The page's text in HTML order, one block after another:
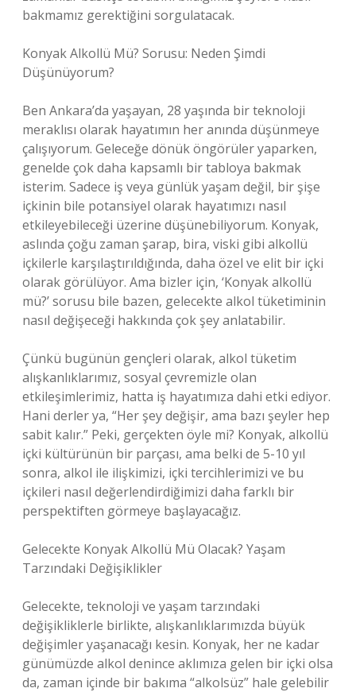
bakmamız gerektiğini sorgulatacak.
Konyak Alkollü Mü? Sorusu: Neden Şimdi
Düşünüyorum?
Ben Ankara’da yaşayan, 28 yaşında bir teknoloji
meraklısı olarak hayatımın her anında düşünmeye
çalışıyorum. Geleceğe dönük öngörüler yaparken,
genelde çok daha kapsamlı bir tabloya bakmak
isterim. Sadece iş veya günlük yaşam değil, bir şişe
içkinin bile potansiyel olarak hayatımızı nasıl
etkileyebileceği üzerine düşünebiliyorum. Konyak,
aslında çoğu zaman şarap, bira, viski gibi alkollü
içkilerle karşılaştırıldığında, daha özel ve elit bir içki
olarak görülüyor. Ama bizler için, ‘Konyak alkollü
mü?’ sorusu bile bazen, gelecekte alkol tüketiminin
nasıl değişeceği hakkında çok şey anlatabilir.
Çünkü bugünün gençleri olarak, alkol tüketim
alışkanlıklarımız, sosyal çevremizle olan
etkileşimlerimiz, hatta iş hayatımıza dahi etki ediyor.
Hani derler ya, “Her şey değişir, ama bazı şeyler hep
sabit kalır.” Peki, gerçekten öyle mi? Konyak, alkollü
içki kültürünün bir parçası, ama belki de 5-10 yıl
sonra, alkol ile ilişkimizi, içki tercihlerimizi ve bu
içkileri nasıl değerlendirdiğimizi daha farklı bir
perspektiften görmeye başlayacağız.
Gelecekte Konyak Alkollü Mü Olacak? Yaşam
Tarzındaki Değişiklikler
Gelecekte, teknoloji ve yaşam tarzındaki
değişikliklerle birlikte, alışkanlıklarımızda büyük
değişimler yaşanacağı kesin. Konyak, her ne kadar
günümüzde alkol denince aklımıza gelen bir içki olsa
da, zaman içinde bir bakıma “alkolsüz” hale gelebilir